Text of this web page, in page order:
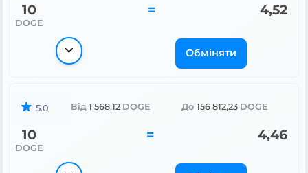
10
DOGE
= 4,52
Обміняти
5.0 Від 1 568,12 DOGE До 156 812,23 DOGE
10
DOGE
= 4,46